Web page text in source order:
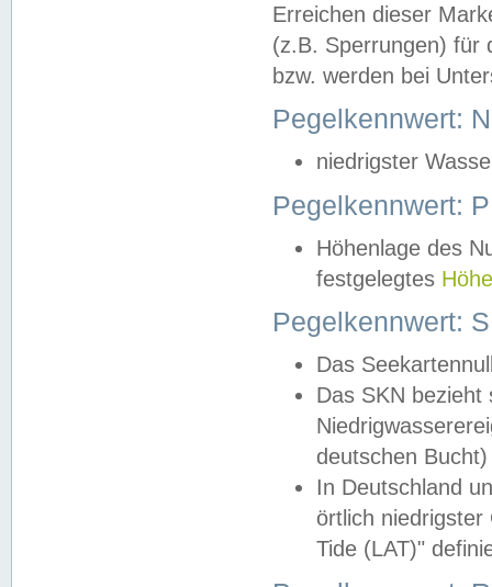
Erreichen dieser
(z.B. Sperrungen) für
bzw. werden bei
Pegelkennwert:
niedrigster
Pegelkennwert:
Höhenlage des
festgelegtes
Pegelkennwert:
Das
Das SKN
deutschen
In Deutschland
örtlich
Tide (LAT)"